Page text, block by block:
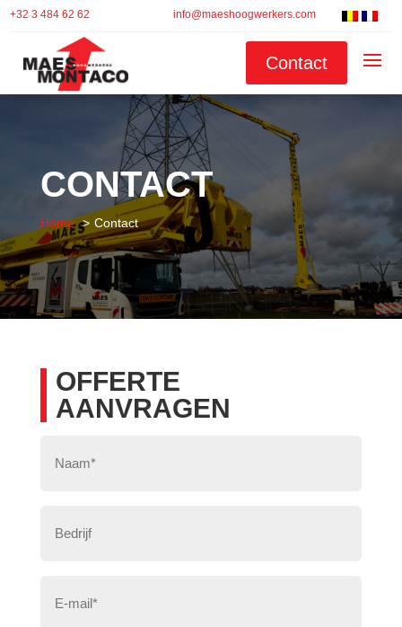
+32 3 484 62 62 info@maeshoogwerkers.com
Contact
CONTACT
Home Contact
OFFERTE
AANVRAGEN